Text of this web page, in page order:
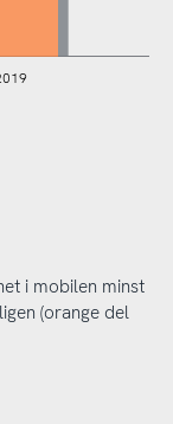
i mobilen minst
(orange del